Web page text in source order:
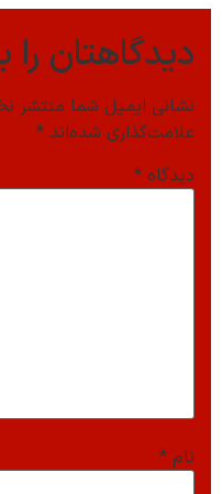
دیدگاهتان را
نشانی ایمیل شما منتشر
علامت‌گذاری شده‌اند *
دیدگاه *
نام *